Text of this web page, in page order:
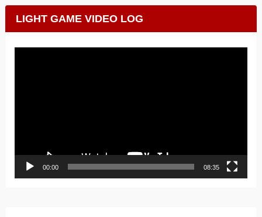
LIGHT GAME VIDEO LOG
00:00 08:35